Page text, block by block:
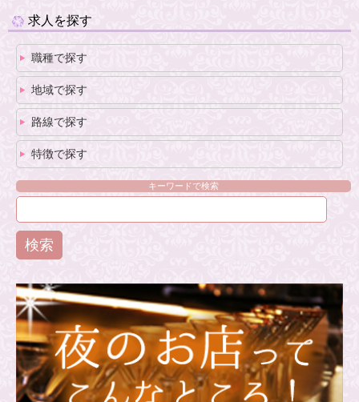
求人を探す
職種で探す
地域で探す
路線で探す
特徴で探す
キーワードで検索